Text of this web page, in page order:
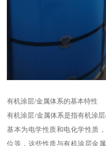
有机涂层/金属体系的基本特性
有机涂层/金属体系是指有机涂
基本为电学性质和电化学性质
位等，这些性质与有机涂层金